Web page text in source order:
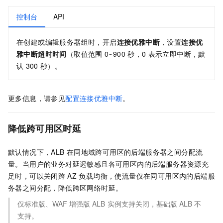
控制台 API
在创建或编辑服务器组时，开启连接优雅中断 ，设置连接优
雅中断超时时间 （取值范围 0~900 秒，0 表示立即中断，默
认 300 秒）。
更多信息，请参见配置连接优雅中断。
降低跨可用区时延
默认情况下，ALB 在同地域跨可用区的后端服务器之间分配流
量。当用户的业务对延迟敏感且各可用区内的后端服务器资源充
足时，可以关闭跨 AZ 负载均衡，使流量仅在同可用区内的后端服
务器之间分配，降低跨区网络时延。
仅标准版、WAF 增强版 ALB 实例支持关闭，基础版 ALB 不
支持。